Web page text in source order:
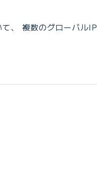
、 複数のグローバルIP